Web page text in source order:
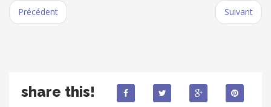
Précédent Suivant
share this!